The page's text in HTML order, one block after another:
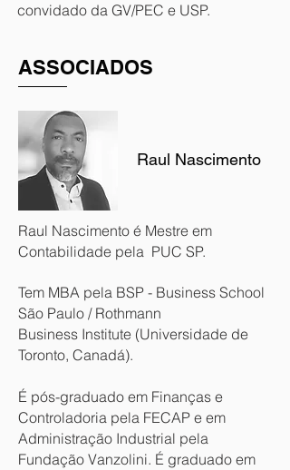
convidado da GV/PEC e USP.
Raul Nascimento
Raul Nascimento é Mestre em
Contabilidade pela PUC SP.
Tem MBA pela BSP - Business School
São Paulo / Rothmann
Business Institute (Universidade de
Toronto, Canadá).
É pós-graduado em Finanças e
Controladoria pela FECAP e em
Administração Industrial pela
Fundação Vanzolini. É graduado em
ASSOCIADOS